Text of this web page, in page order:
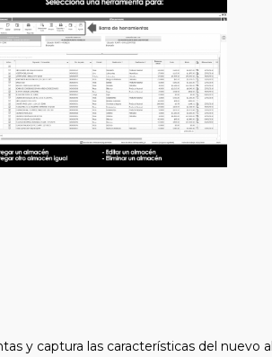
y captura las características del nuevo